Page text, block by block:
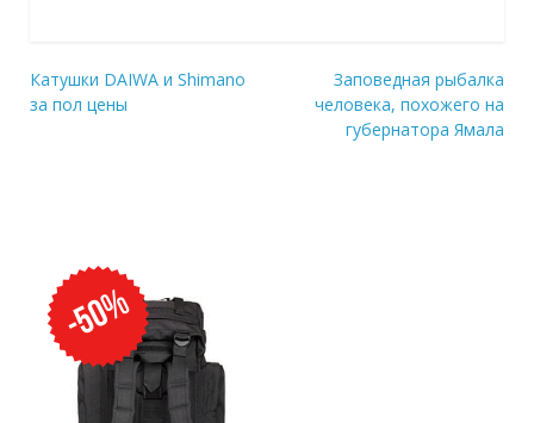
Навигация
Катушки DAIWA и Shimano
за пол цены
Заповедная рыбалка
человека, похожего на
губернатора Ямала